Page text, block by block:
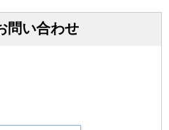
問い合わせ